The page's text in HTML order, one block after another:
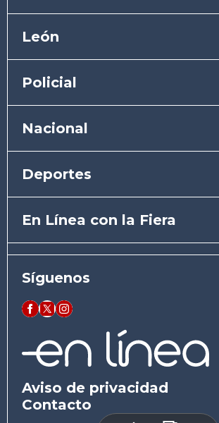
León
Policial
Nacional
Deportes
En Línea con la Fiera
Síguenos
Aviso de privacidad
Contacto